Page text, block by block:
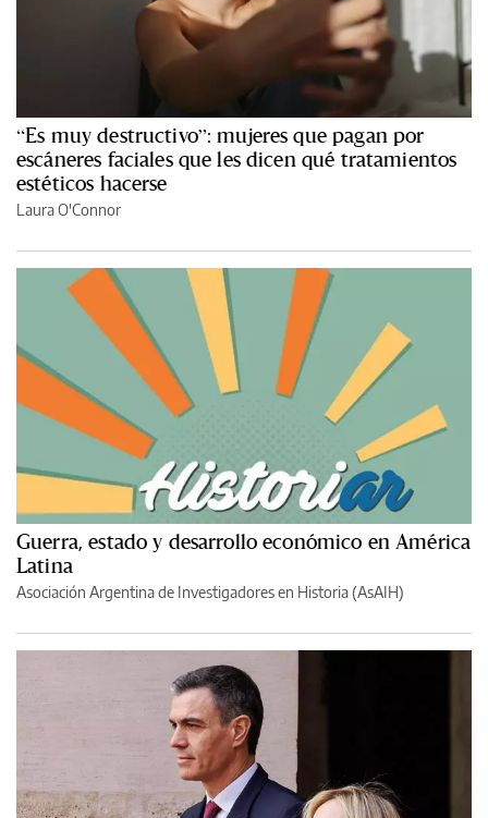
“Es muy destructivo”: mujeres que pagan por
escáneres faciales que les dicen qué tratamientos
estéticos hacerse
Laura O'Connor
Guerra, estado y desarrollo económico en América
Latina
Asociación Argentina de Investigadores en Historia (AsAIH)